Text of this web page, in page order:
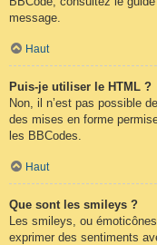
message.
Haut
Puis-je utiliser le HTML ?
Non, il n’est pas possible
des mises en forme
les BBCodes.
Haut
Que sont les smileys ?
Les smileys, ou
exprimer des sentiments